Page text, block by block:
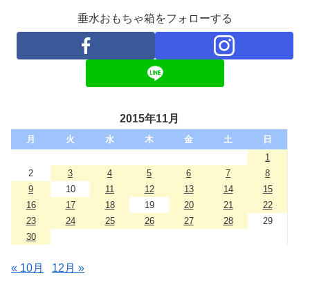
垂水おもちゃ箱をフォローする
2015年11月
月 火 水 木 金 土
日
1
2
3 4 5 6 7
8
9
10 11 12 13 14
15
16
17 18 19 20 21
22
23
24 25 26 27 28
29
30
« 10月 12月 »